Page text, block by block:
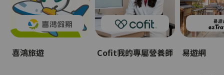
喜鴻旅遊 Cofit我的專屬營養師 易遊網